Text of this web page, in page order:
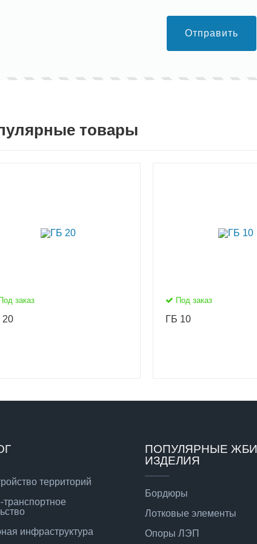
Отправить
товары
заказ
20
Под заказ
ГБ 10
территорий
инфраструктура
ПОПУЛЯРНЫЕ ЖБИ
ИЗДЕЛИЯ
Бордюры
Лотковые элементы
Опоры ЛЭП